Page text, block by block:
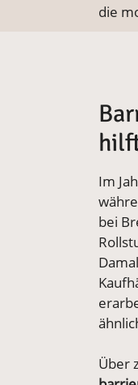
die
Im
bei
Über